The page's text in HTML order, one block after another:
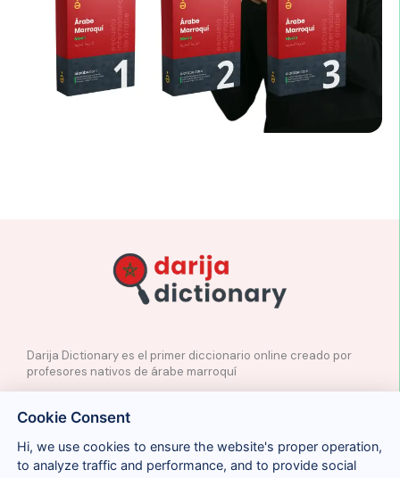
Darija Dictionary es el primer diccionario online creado por
profesores nativos de árabe marroquí
Contacto
📲Redes Sociales
🤝🏼Proponer palabras
Cookie Consent
Hi, we use cookies to ensure the website's proper operation,
to analyze traffic and performance, and to provide social